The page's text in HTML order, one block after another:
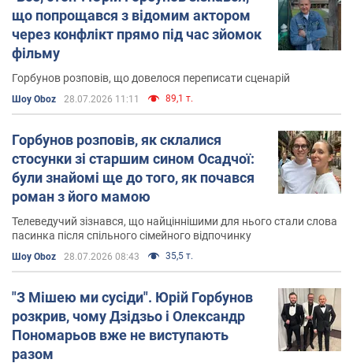
На "1+1" був ведучим шоу «Танці з зірками»,
«Смакуємо», «Зірка+Зірка» та «Суперзірка» та інших.
У грудні 2015 року отримав звання заслуженого
артиста України.
Кіно
Горбунов також відомий роботою в кіно та
телевізійних серіали. Зокрема, відомий за участю у
серіалах "Останній москаль", "Великі вуйки" та трьох
частинах фільму "Скажене весілля".
Особисте життя
балету івано-франківського театру Людмилою, яка
була старша за нього на 10 років.
У віці 41 року став дідусем, коли його донька Ксенія
що попрощався з відомим актором
через конфлікт прямо під час зйомок
фільму
Горбунов розповів, що довелося переписати сценарій
Шоу Oboz 28.07.2026 11:11 89,1 т.
Горбунов розповів, як склалися
стосунки зі старшим сином Осадчої:
були знайомі ще до того, як почався
роман з його мамою
Телеведучий зізнався, що найціннішими для нього стали слова
пасинка після спільного сімейного відпочинку
Шоу Oboz 28.07.2026 08:43 35,5 т.
"З Мішею ми сусіди". Юрій Горбунов
розкрив, чому Дзідзьо і Олександр
Пономарьов вже не виступають
разом